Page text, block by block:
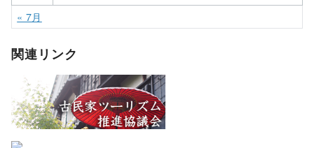
« 7月
関連リンク